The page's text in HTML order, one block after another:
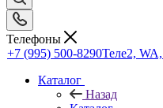
Телефоны
+7 (995) 500-8290Теле2,
Каталог
Назад